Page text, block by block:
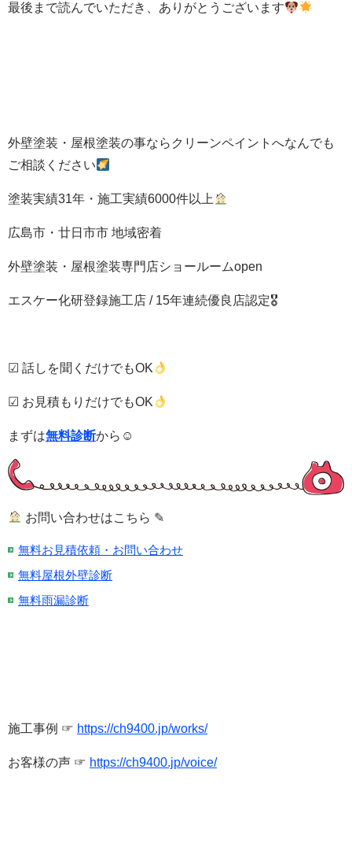
最後まで読んでいただき、ありがとうございます
外壁塗装・屋根塗装の事ならクリーンペイントへなんでも
ご相談ください
塗装実績31年・施工実績6000件以上
広島市・廿日市市 地域密着
外壁塗装・屋根塗装専門店ショールームopen
エスケー化研登録施工店 / 15年連続優良店認定🎖
☑ 話しを聞くだけでもOK
☑ お見積もりだけでもOK
まずは無料診断から☺
お問い合わせはこちら ✎
無料お見積依頼・お問い合わせ
無料屋根外壁診断
無料雨漏診断
施工事例 ☞ https://ch9400.jp/works/
お客様の声 ☞ https://ch9400.jp/voice/